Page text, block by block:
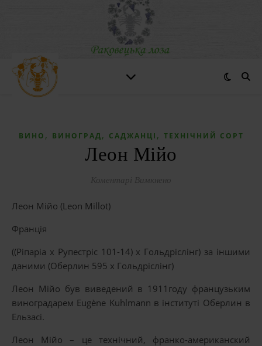
ВИНО , ВИНОГРАД, САДЖАНЦІ , ТЕХНІЧНИЙ СОРТ
Леон Мійо
Коментарі Вимкнено
Леон Мійо (Leon Millot)
Франція
((Ріпаріа x Рупестріс 101-14) x Гольдріслінг) за іншими
даними (Оберлин 595 x Гольдріслінг)
Леон Мійо був виведений в 1911году французьким
виноградарем Eugène Kuhlmann в інституті Оберлин в
Ельзасі.
Леон Мійо – це технічний, франко-американский